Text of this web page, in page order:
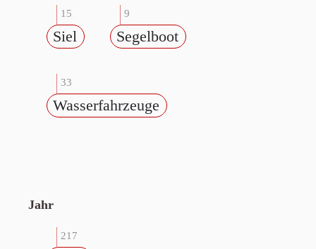
15
Siel
9
Segelboot
33
Wasserfahrzeuge
Jahr
217